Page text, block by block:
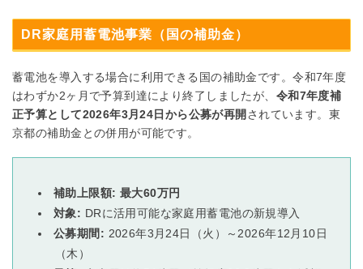
DR家庭用蓄電池事業（国の補助金）
蓄電池を導入する場合に利用できる国の補助金です。令和7年度
はわずか2ヶ月で予算到達により終了しましたが、 令和7年度補
正予算として2026年3月24日から公募が再開 されています。東
京都の補助金との併用が可能です。
補助上限額: 最大60万円
対象: DRに活用可能な家庭用蓄電池の新規導入
公募期間: 2026年3月24日（火）～2026年12月10日
（木）